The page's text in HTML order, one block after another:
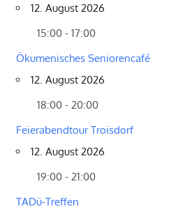
12. August 2026
15:00 - 17:00
Ökumenisches Seniorencafé
12. August 2026
18:00 - 20:00
Feierabendtour Troisdorf
12. August 2026
19:00 - 21:00
TADü-Treffen